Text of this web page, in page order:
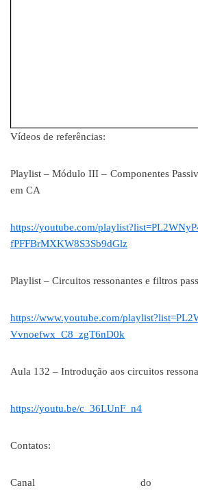
Vídeos de referências:
Playlist – Módulo III – Componentes
em CA
https://youtube.com/
fPFFBrMXKW8S3Sb9dGlz
Playlist – Circuitos ressonantes e filtros
https://www.youtube.com/
Vvnoefwx_C8_zgT6nD0k
Aula 132 – Introdução aos circuitos
https://youtu.be/c_36LUnF_n4
Contatos:
Canal do